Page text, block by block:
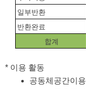
일부반환
반환완료
합계
* 이용 활동
공동체공간이용